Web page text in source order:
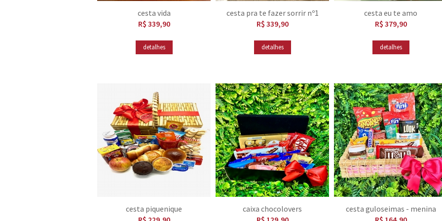
cesta vida
R$ 339,90
detalhes
cesta pra te fazer sorrir nº1
R$ 339,90
detalhes
cesta eu te amo
R$ 379,90
detalhes
cesta piquenique
caixa chocolovers
cesta guloseimas - menina